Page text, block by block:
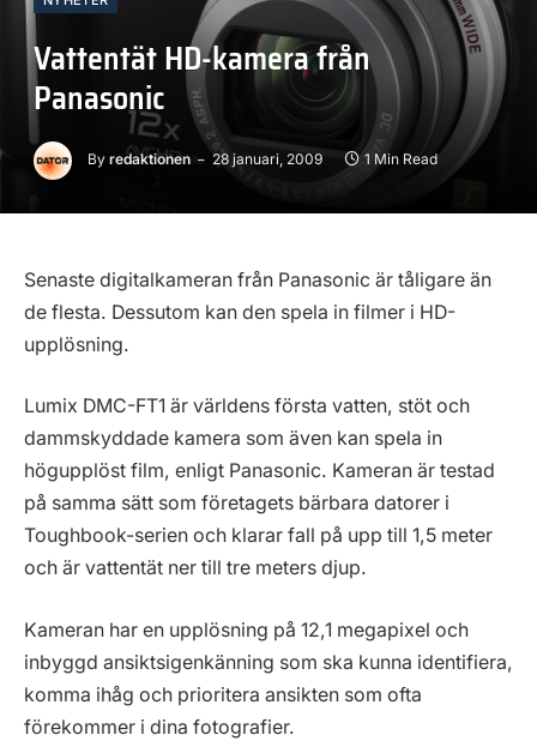
Vattentät HD-kamera från
Panasonic
By redaktionen 28 januari, 2009 1 Min Read
Senaste digitalkameran från Panasonic är tåligare än
de flesta. Dessutom kan den spela in filmer i HD-
upplösning.
Lumix DMC-FT1 är världens första vatten, stöt och
dammskyddade kamera som även kan spela in
högupplöst film, enligt Panasonic. Kameran är testad
på samma sätt som företagets bärbara datorer i
Toughbook-serien och klarar fall på upp till 1,5 meter
och är vattentät ner till tre meters djup.
Kameran har en upplösning på 12,1 megapixel och
inbyggd ansiktsigenkänning som ska kunna identifiera,
komma ihåg och prioritera ansikten som ofta
förekommer i dina fotografier.